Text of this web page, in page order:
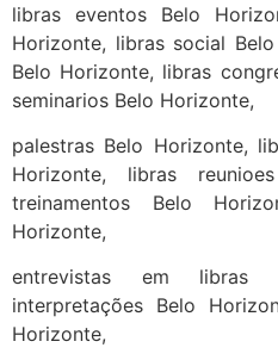
libras eventos Belo
Horizonte, libras social
Belo Horizonte, libras
seminarios Belo Horizonte,
palestras Belo Horizonte,
Horizonte, libras
treinamentos Belo
Horizonte,
entrevistas em libras
interpretações Belo
Horizonte,